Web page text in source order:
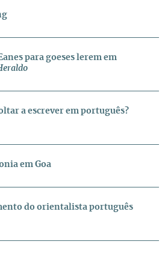
para goeses lerem em
a escrever em português?
em Goa
do orientalista português